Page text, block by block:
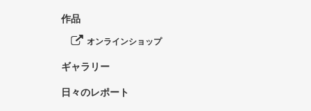
作品
オンラインショップ
ギャラリー
日々のレポート